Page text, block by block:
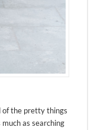
of the pretty things
as searching